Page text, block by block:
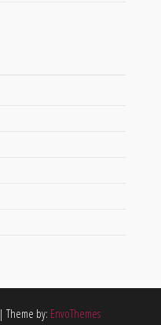
| Theme by: EnvoThemes